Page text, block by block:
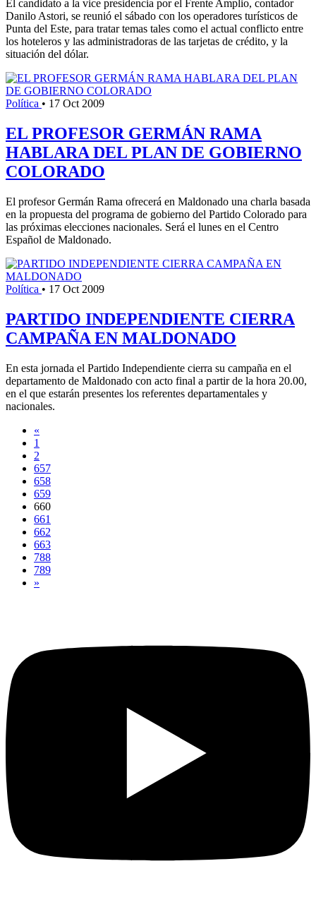
El candidato a la vice presidencia por el Frente Amplio, contador
Danilo Astori, se reunió el sábado con los operadores turísticos de
Punta del Este, para tratar temas tales como el actual conflicto entre
los hoteleros y las administradoras de las tarjetas de crédito, y la
situación del dólar.
Política • 17 Oct 2009
EL PROFESOR GERMÁN RAMA
HABLARA DEL PLAN DE GOBIERNO
COLORADO
El profesor Germán Rama ofrecerá en Maldonado una charla basada
en la propuesta del programa de gobierno del Partido Colorado para
las próximas elecciones nacionales. Será el lunes en el Centro
Español de Maldonado.
Política • 17 Oct 2009
PARTIDO INDEPENDIENTE CIERRA
CAMPAÑA EN MALDONADO
En esta jornada el Partido Independiente cierra su campaña en el
departamento de Maldonado con acto final a partir de la hora 20.00,
en el que estarán presentes los referentes departamentales y
nacionales.
«
1
2
657
658
659
660
661
662
663
788
789
»